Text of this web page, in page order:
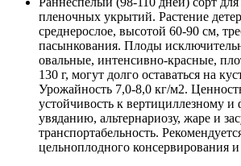
пленочных укрытий. Растение
среднерослое, высотой 60-90 см,
пасынкования. Плоды
овальные, интенсивно-красные,
130 г, могут долго оставаться на
Урожайность 7,0-8,0 кг/м2.
устойчивость к вертициллезному и
увяданию, альтернариозу, жаре и
транспортабельность.
цельноплодного консервирования и